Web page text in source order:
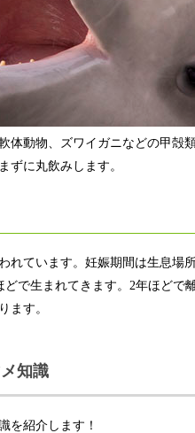
体動物、ズワイガニなどの甲殻
ずに丸飲みします。
れています。妊娠期間は生息場
で生まれてきます。2年ほどで
ます。
知識
を紹介します！